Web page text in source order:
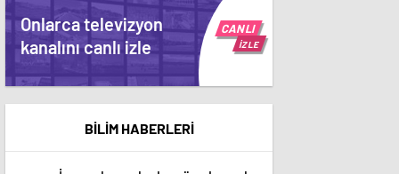
Onlarca televizyon
kanalını canlı izle
CANLI
İZLE
BİLİM HABERLERİ